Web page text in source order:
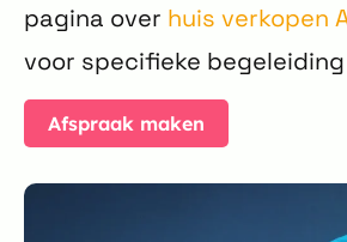
pagina over huis verkopen
voor specifieke
Afspraak maken